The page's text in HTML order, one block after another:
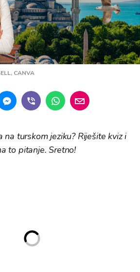
CANVA
na turskom jeziku? Riješite kviz i
to pitanje. Sretno!